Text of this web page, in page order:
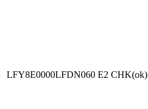
LFY8E0000LFDN060 E2 CHK(ok)